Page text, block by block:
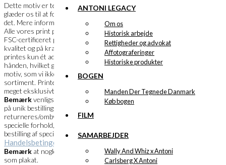
ANTONI LEGACY
Om os
Historisk arbejde
Rettigheder og advokat
Affotograferinger
Historiske produkter
BOGEN
Manden Der Tegnede Danmark
Køb bogen
FILM
SAMARBEJDER
Wally And Whiz x Antoni
Carlsberg X Antoni
kr. 1.399,00
Dette motiv er tegnet af Ib Antoni og vi
glæder os til at fortælle dig meget mere om
det. Mere information følger snarest.
Alle vores print produceres i Danmark på
FSC-certificeret papir i en meget flot
kvalitet og på kraftigt papir. Et specialprint
printes kun ét ad gangen og skæres ud i
hånden, hvilket gør det muligt, at bestille et
motiv, som vi ikke har i vores faste
sortiment. Printets overflade fremstår
meget eksklusivt og farverne meget klare.
Bemærkvenligst at specialprint kun laves
på unik bestilling og derfor ikke kan
returneres/ombyttes. Husk at læse de
specielle forhold, der gør sig gældende ved
bestilling af specialprint under vores
Handelsbetingelser
Bemærk at nogle motiver måske findes
som plakat.